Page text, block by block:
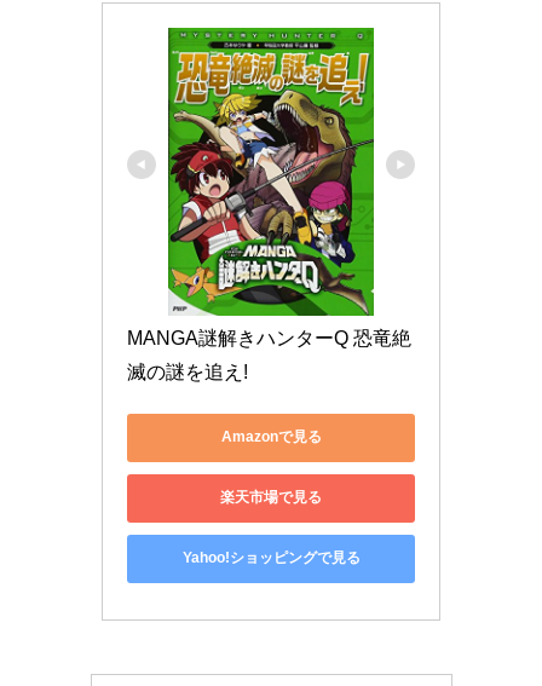
MANGA謎解きハンターQ 恐竜絶
滅の謎を追え!
Amazonで見る
楽天市場で見る
Yahoo!ショッピングで見る